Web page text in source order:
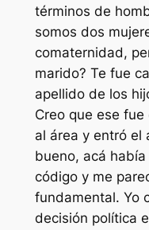
términos de
somos dos
comaternidad,
marido? Te fue
apellido de los
Creo que ese
al área y entró el
bueno, acá
código y me
fundamental. Yo
decisión política